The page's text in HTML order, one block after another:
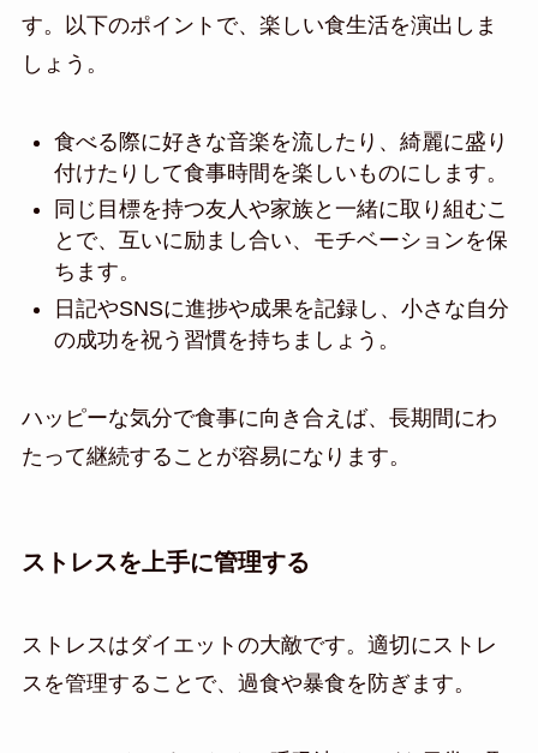
す。以下のポイントで、楽しい食生活を演出しま
しょう。
食べる際に好きな音楽を流したり、綺麗に盛り
付けたりして食事時間を楽しいものにします。
同じ目標を持つ友人や家族と一緒に取り組むこ
とで、互いに励まし合い、モチベーションを保
ちます。
日記やSNSに進捗や成果を記録し、小さな自分
の成功を祝う習慣を持ちましょう。
ハッピーな気分で食事に向き合えば、長期間にわ
たって継続することが容易になります。
ストレスを上手に管理する
ストレスはダイエットの大敵です。適切にストレ
スを管理することで、過食や暴食を防ぎます。